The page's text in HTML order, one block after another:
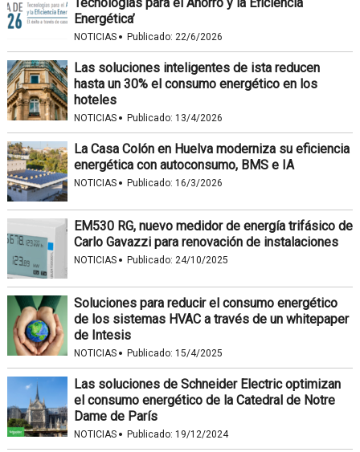
Energética’
NOTICIAS · Publicado: 22/6/2026
Las soluciones inteligentes de ista reducen
hasta un 30% el consumo energético en los
hoteles
NOTICIAS · Publicado: 13/4/2026
La Casa Colón en Huelva moderniza su eficiencia
energética con autoconsumo, BMS e IA
NOTICIAS · Publicado: 16/3/2026
EM530 RG, nuevo medidor de energía trifásico de
Carlo Gavazzi para renovación de instalaciones
NOTICIAS · Publicado: 24/10/2025
Soluciones para reducir el consumo energético
de los sistemas HVAC a través de un whitepaper
de Intesis
NOTICIAS · Publicado: 15/4/2025
Las soluciones de Schneider Electric optimizan
el consumo energético de la Catedral de Notre
Dame de París
NOTICIAS · Publicado: 19/12/2024